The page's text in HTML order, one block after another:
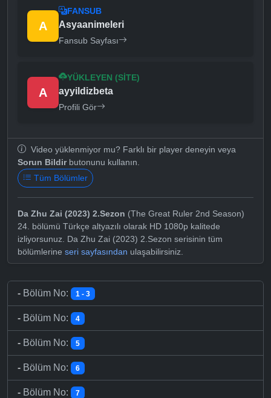
A
FANSUB
Asyaanimeleri
Fansub Sayfası
A
YÜKLEYEN (SITE)
ayyildizbeta
Profili Gör
Video yüklenmiyor mu? Farklı bir player deneyin veya
Sorun Bildirbutonunu kullanın.
Tüm Bölümler
Da Zhu Zai (2023) 2.Sezon (The Great Ruler 2nd Season)
24. bölümü Türkçe altyazılı olarak HD 1080p kalitede
izliyorsunuz. Da Zhu Zai (2023) 2.Sezon serisinin tüm
bölümlerine seri sayfasından ulaşabilirsiniz.
- Bölüm No: 1 - 3
- Bölüm No: 4
- Bölüm No: 5
- Bölüm No: 6
- Bölüm No: 7